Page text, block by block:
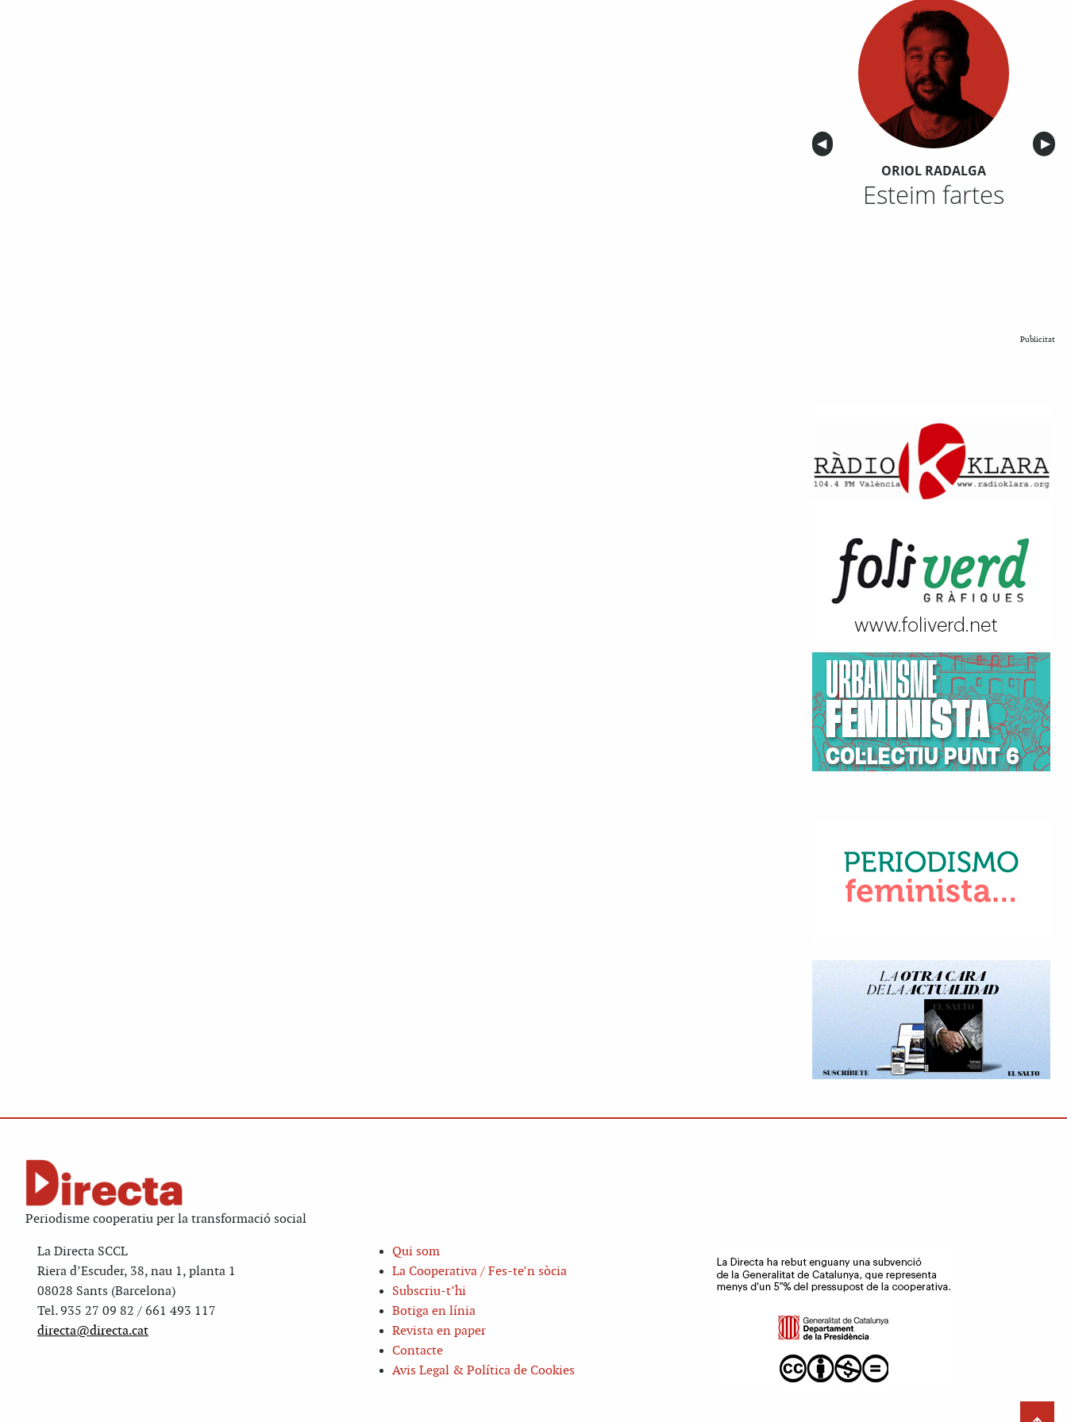
Anterior
◀︎ ▶︎
ORIOL RADALGA
Esteim fartes
Publicitat
Periodisme cooperatiu per la transformació social
La Directa SCCL
Riera d’Escuder, 38, nau 1, planta 1
08028 Sants (Barcelona)
Tel. 935 27 09 82 / 661 493 117
directa@directa.cat
Qui som
La Cooperativa / Fes-te’n sòcia
Subscriu-t’hi
Botiga en línia
Revista en paper
Contacte
Avis Legal & Política de Cookies